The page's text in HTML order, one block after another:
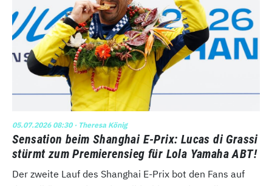
05.07.2026 08:30· Theresa König
Sensation beim Shanghai E-Prix: Lucas di Grassi
stürmt zum Premierensieg für Lola Yamaha ABT!
Der zweite Lauf des Shanghai E-Prix bot den Fans auf